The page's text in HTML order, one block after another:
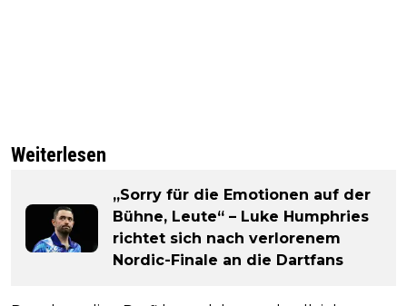
Weiterlesen
„Sorry für die Emotionen auf der
Bühne, Leute“ – Luke Humphries
richtet sich nach verlorenem
Nordic-Finale an die Dartfans